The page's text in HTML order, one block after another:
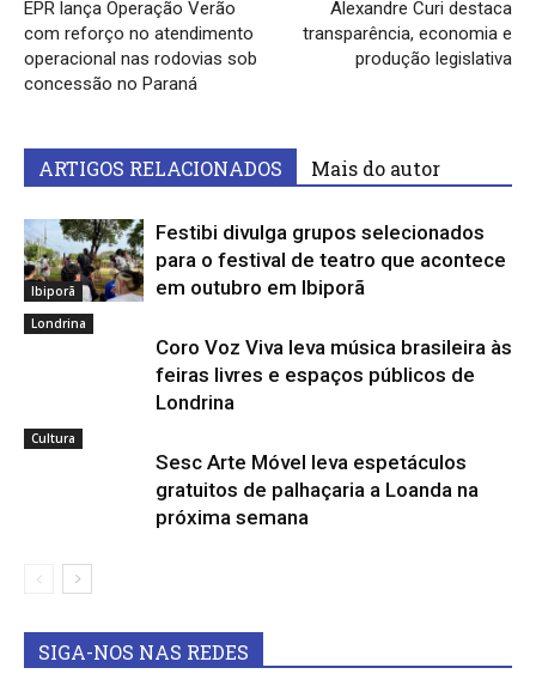
EPR lança Operação Verão
com reforço no atendimento
operacional nas rodovias sob
concessão no Paraná
Alexandre Curi destaca
transparência, economia e
produção legislativa
ARTIGOS RELACIONADOS Mais do autor
Ibiporã
Festibi divulga grupos selecionados
para o festival de teatro que acontece
em outubro em Ibiporã
Londrina
Coro Voz Viva leva música brasileira às
feiras livres e espaços públicos de
Londrina
Cultura
Sesc Arte Móvel leva espetáculos
gratuitos de palhaçaria a Loanda na
próxima semana
SIGA-NOS NAS REDES